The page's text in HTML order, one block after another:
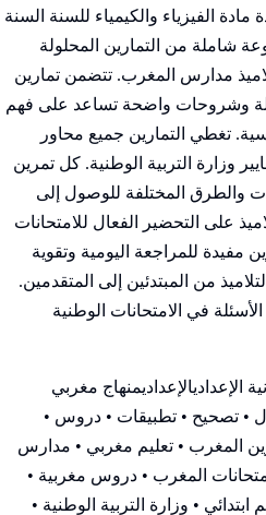
الفيزياء والكيمياء للسنة السنة
شاملة من التمارين المحلولة
مدارس المغرب. تتضمن تمارين
وشروحات واضحة تساعد على فهم
تغطي التمارين جميع محاور
وزارة التربية الوطنية. كل تمرين
المختلفة للوصول إلى
على التحضير الفعال للامتحانات
مفيدة للمراجعة اليومية وتقوية
من المبتدئين إلى المتقدمين.
في الامتحانات الوطنية
الإعداديالإعداديمنهاج مغربي
• تصحيح • تطبيقات • دروس •
المغرب • تعليم مغربي • مدارس
المغرب • دروس مغربية •
ابتدائي • وزارة التربية الوطنية •